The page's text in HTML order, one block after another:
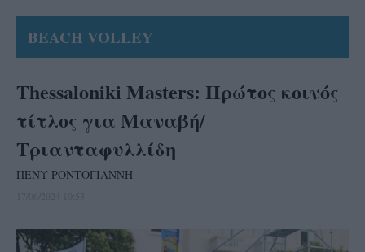
BEACH VOLLEY
Thessaloniki Masters: Πρώτος κοινός
τίτλος για Μαναβή/
Τριανταφυλλίδη
ΠΕΝΥ ΡΟΝΤΟΓΙΑΝΝΗ